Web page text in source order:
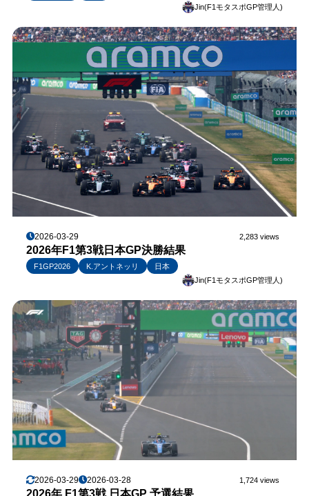
Jin(F1モタスポGP管理人)
2026-03-29 2,283 views
2026年F1第3戦日本GP決勝結果
F1GP2026 K.アントネッリ
日本
Jin(F1モタスポGP管理人)
2026-03-29 2026-03-28 1,724 views